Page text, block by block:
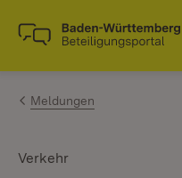
Zum Inhalt springen
Link zur Startseite
Meldungen
Verkehr